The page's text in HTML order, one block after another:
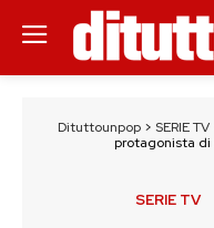
Dituttounpop> SERIE TV
protagonista di
SERIE TV